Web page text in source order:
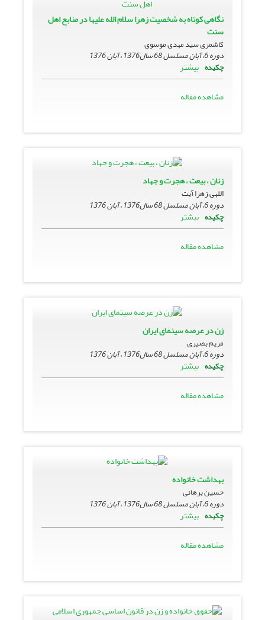
نگاهى کوتاه به شخصیت زهرا سلام الله علیها در منابع اهل
سنت
کاشمری سید مهدی موسوی
دوره 6، آبان مسلسل 68 سال1376 ، آبان 1376
چکیده بیشتر
مشاهده مقاله
زنان ، بیعت ، هجرت و جهاد
اللهی زهرا آیت
دوره 6، آبان مسلسل 68 سال1376 ، آبان 1376
چکیده بیشتر
مشاهده مقاله
زن در عرصه سینماى ایران
مریم بصیری
دوره 6، آبان مسلسل 68 سال1376 ، آبان 1376
چکیده بیشتر
مشاهده مقاله
بهداشت خانواده
حسین برهانی
دوره 6، آبان مسلسل 68 سال1376 ، آبان 1376
چکیده بیشتر
مشاهده مقاله